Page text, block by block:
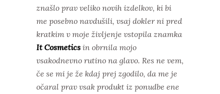
znašlo prav veliko novih izdelkov, ki bi
me posebno navdušili, vsaj dokler ni pred
kratkim v moje življenje vstopila znamka
It Cosmetics in obrnila mojo
vsakodnevno rutino na glavo. Res ne vem,
če se mi je že kdaj prej zgodilo, da me je
očaral prav vsak produkt iz ponudbe ene